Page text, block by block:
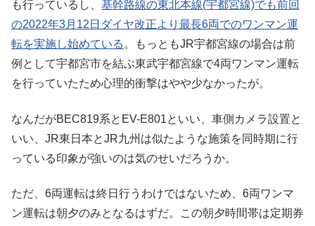
も行っているし、 基幹路線の東北本線(宇都宮線)でも前回
の2022年3月12日ダイヤ改正より最長6両でのワンマン運
転を実施し始めている 。もっともJR宇都宮線の場合は前
例として宇都宮市を結ぶ東武宇都宮線で4両ワンマン運転
を行っていたため心理的衝撃はやや少なかったが。
なんだがBEC819系とEV-E801といい、車側カメラ設置と
いい、JR東日本とJR九州は似たような施策を同時期に行
っている印象が強いのは気のせいだろうか。
ただ、6両運転は終日行うわけではないため、6両ワンマ
ン運転は朝夕のみとなるはずだ。この朝夕時間帯は定期券